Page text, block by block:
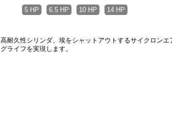
5 HP 6.5 HP 10 HP 14 HP
高耐久性シリンダ、埃をシャットアウトするサイクロンエ
グライフを実現します。